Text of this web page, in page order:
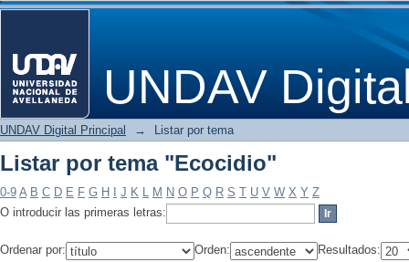
UNDAV
Listar por tema "Ecocidio"
UNDAV Digital Principal → Listar por tema
Listar por tema "Ecocidio"
0-9 A B C D E F G H J K L M N O P Q R S T U V W X Y Z
O introducir las primeras letras:
Ordenar por: Orden: Resultados: